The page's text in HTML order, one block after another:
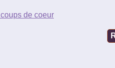
Contact
de coeur